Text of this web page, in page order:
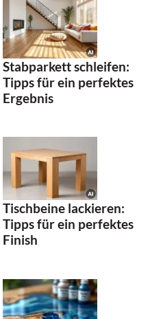
Stabparkett schleifen:
Tipps für ein perfektes
Ergebnis
Tischbeine lackieren:
Tipps für ein perfektes
Finish